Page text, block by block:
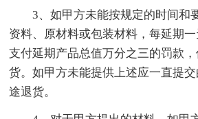
3、如甲方未能按规定的时间和
资料、原材料或包装材料，每延期
支付延期产品总值万分之三的罚款
货。如甲方未能提供上述应一直提
途退货。